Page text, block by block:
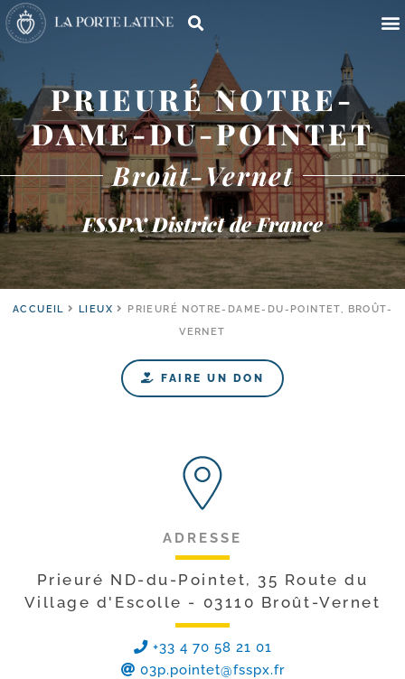
PRIEURÉ NOTRE-
DAME-DU-POINTET
Broût-Vernet
FSSPX District de France
ACCUEIL LIEUX
PRIEURÉ NOTRE-DAME-DU-POINTET, BROÛT-
VERNET
FAIRE UN DON
ADRESSE
Prieuré ND-du-Pointet, 35 Route du
Village d'Escolle - 03110 Broût-Vernet
+33 4 70 58 21 01
03p.pointet@fsspx.fr